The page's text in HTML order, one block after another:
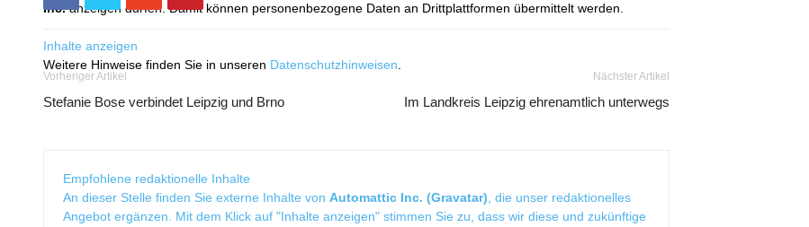
Inc.anzeigen dürfen. Damit können personenbezogene Daten an Drittplattformen übermittelt werden.
Inhalte anzeigen
Weitere Hinweise finden Sie in unseren Datenschutzhinweisen
Vorheriger Artikel
Stefanie Bose verbindet Leipzig und Brno
Nächster Artikel
Im Landkreis Leipzig ehrenamtlich unterwegs
Empfohlene redaktionelle Inhalte
An dieser Stelle finden Sie externe Inhalte von Automattic Inc. (Gravatar) , die unser redaktionelles
Angebot ergänzen. Mit dem Klick auf "Inhalte anzeigen" stimmen Sie zu, dass wir diese und zukünftige